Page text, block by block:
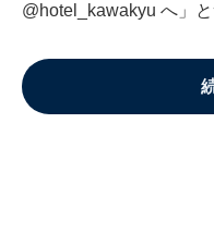
@hotel_kawakyu へ」